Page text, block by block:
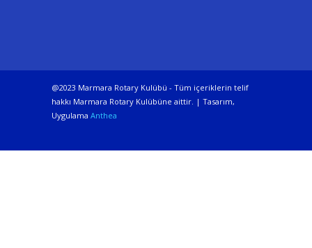
@2023 Marmara Rotary Kulübü - Tüm içeriklerin telif
hakkı Marmara Rotary Kulübüne aittir. | Tasarım,
Uygulama Anthea